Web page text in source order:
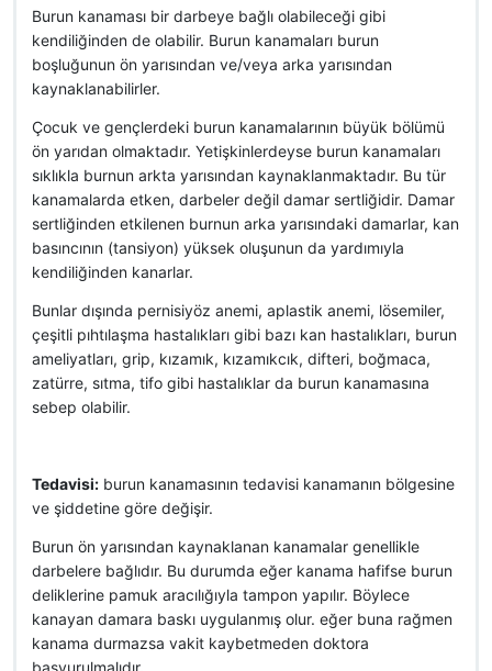
Burun kanaması bir darbeye bağlı olabileceği gibi
kendiliğinden de olabilir. Burun kanamaları burun
boşluğunun ön yarısından ve/veya arka yarısından
kaynaklanabilirler.
Çocuk ve gençlerdeki burun kanamalarının büyük bölümü
ön yarıdan olmaktadır. Yetişkinlerdeyse burun kanamaları
sıklıkla burnun arkta yarısından kaynaklanmaktadır. Bu tür
kanamalarda etken, darbeler değil damar sertliğidir. Damar
sertliğinden etkilenen burnun arka yarısındaki damarlar, kan
basıncının (tansiyon) yüksek oluşunun da yardımıyla
kendiliğinden kanarlar.
Bunlar dışında pernisiyöz anemi, aplastik anemi, lösemiler,
çeşitli pıhtılaşma hastalıkları gibi bazı kan hastalıkları, burun
ameliyatları, grip, kızamık, kızamıkcık, difteri, boğmaca,
zatürre, sıtma, tifo gibi hastalıklar da burun kanamasına
sebep olabilir.
Tedavisi: burun kanamasının tedavisi kanamanın bölgesine
ve şiddetine göre değişir.
Burun ön yarısından kaynaklanan kanamalar genellikle
darbelere bağlıdır. Bu durumda eğer kanama hafifse burun
deliklerine pamuk aracılığıyla tampon yapılır. Böylece
kanayan damara baskı uygulanmış olur. eğer buna rağmen
kanama durmazsa vakit kaybetmeden doktora
başvurulmalıdır.